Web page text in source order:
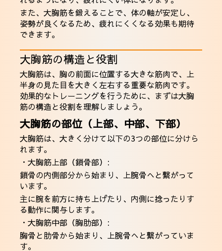
また、大胸筋を鍛えることで、体の軸が安定し、
姿勢が良くなるため、疲れにくくなる効果も期待
できます。
大胸筋の構造と役割
大胸筋は、胸の前面に位置する大きな筋肉で、上
半身の見た目を大きく左右する重要な筋肉です。
効果的なトレーニングを行うために、まずは大胸
筋の構造と役割を理解しましょう。
大胸筋の部位（上部、中部、下部）
大胸筋は、大きく分けて以下の3つの部位に分けら
れます。
・大胸筋上部（鎖骨部）:
鎖骨の内側部分から始まり、上腕骨へと繋がって
います。
主に腕を前方に持ち上げたり、内側に捻ったりす
る動作に関与します。
・大胸筋中部（胸肋部）:
胸骨と肋骨から始まり、上腕骨へと繋がっていま
す。